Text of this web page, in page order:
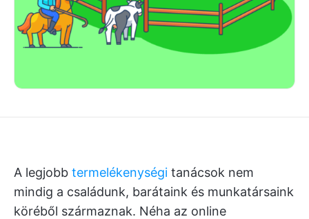
A legjobb termelékenységi tanácsok nem
mindig a családunk, barátaink és munkatársaink
köréből származnak. Néha az online